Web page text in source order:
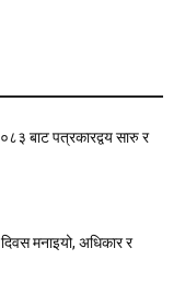
बाट पत्रकारद्वय सारु र
मनाइयो, अधिकार र